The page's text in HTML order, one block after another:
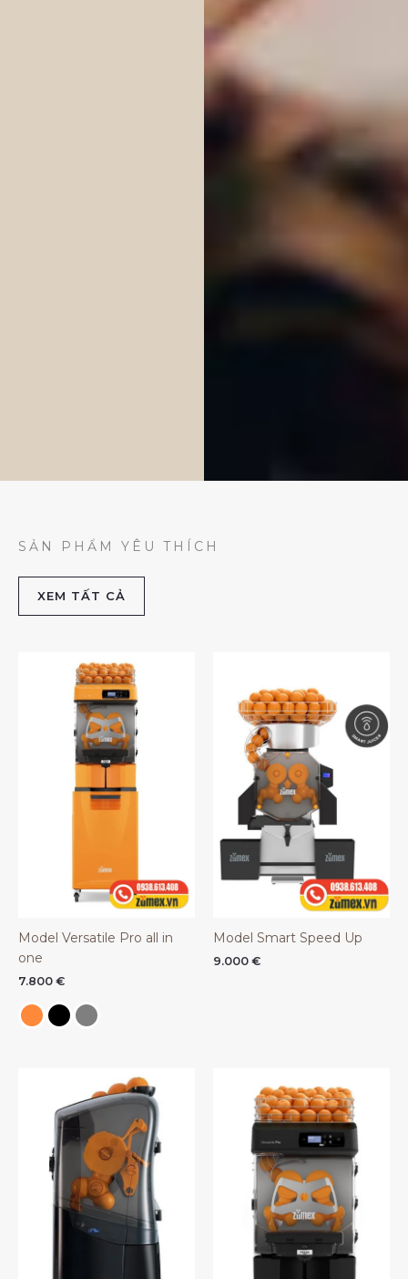
SẢN PHẨM YÊU THÍCH
XEM TẤT CẢ
Model Versatile Pro all in
one
7.800 €
Model Smart Speed Up
9.000 €